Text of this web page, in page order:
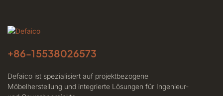
+86-15538026573
Defaico ist spezialisiert auf projektbezogene
Möbelherstellung und integrierte Lösungen für Ingenieur-